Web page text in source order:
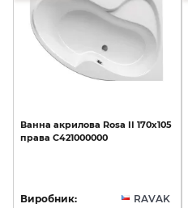
Ванна акрилова Rosa II 170x105
права C421000000
Виробник: RAVAK